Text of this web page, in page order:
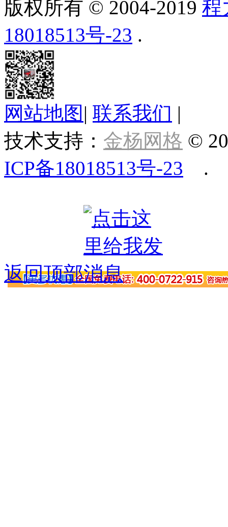
版权所有 © 2004-2019 程
18018513号-23 .
网站地图 | 联系我们 |
技术支持： 金杨网格 ©
ICP备18018513号-23 .
返回顶部